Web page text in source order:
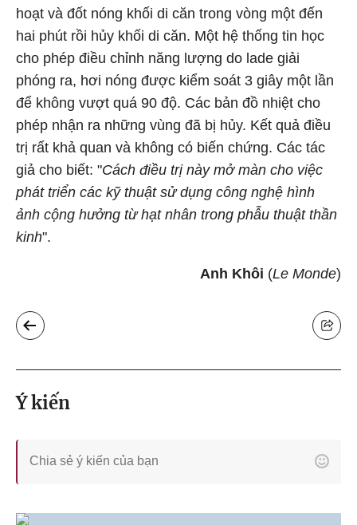
hoạt và đốt nóng khối di căn trong vòng một đến
hai phút rồi hủy khối di căn. Một hệ thống tin học
cho phép điều chỉnh năng lượng do lade giải
phóng ra, hơi nóng được kiểm soát 3 giây một lần
để không vượt quá 90 độ. Các bản đồ nhiệt cho
phép nhận ra những vùng đã bị hủy. Kết quả điều
trị rất khả quan và không có biến chứng. Các tác
giả cho biết: "Cách điều trị này mở màn cho việc
phát triển các kỹ thuật sử dụng công nghệ hình
ảnh cộng hưởng từ hạt nhân trong phẫu thuật thần
kinh".
Anh Khôi (Le Monde)
Ý kiến